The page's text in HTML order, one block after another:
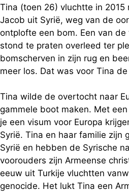
Tina (toen 26) vluchtte in 2015
Jacob uit Syrië, weg van de
ontplofte een bom. Een van
stond te praten overleed ter
bomscherven in zijn rug en
meer los. Dat was voor Tina
Tina wilde de overtocht naar
gammele boot maken. Met
je een visum voor Europa
Syrië. Tina en haar familie zijn
Syrië en hebben de Syrische
voorouders zijn Armeense
eeuw uit Turkije vluchtten
genocide. Het lukt Tina een